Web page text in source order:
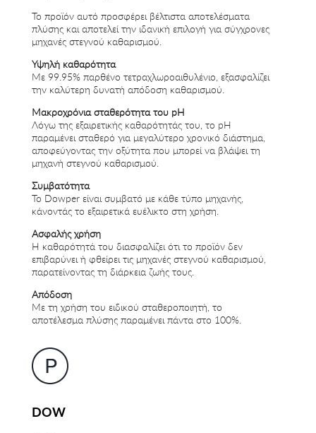
Το προϊόν αυτό προσφέρει βέλτιστα αποτελέσματα
πλύσης και αποτελεί την ιδανική επιλογή για σύγχρονες
μηχανές στεγνού καθαρισμού.
Υψηλή καθαρότητα
Με 99.95% παρθένο τετραχλωροαιθυλένιο, εξασφαλίζει
την καλύτερη δυνατή απόδοση καθαρισμού.
Μακροχρόνια σταθερότητα του pH
Λόγω της εξαιρετικής καθαρότητάς του, το pH
παραμένει σταθερό για μεγαλύτερο χρονικό διάστημα,
αποφεύγοντας την οξύτητα που μπορεί να βλάψει τη
μηχανή στεγνού καθαρισμού.
Συμβατότητα
Το Dowper είναι συμβατό με κάθε τύπο μηχανής,
κάνοντάς το εξαιρετικά ευέλικτο στη χρήση.
Ασφαλής χρήση
Η καθαρότητά του διασφαλίζει ότι το προϊόν δεν
επιβαρύνει ή φθείρει τις μηχανές στεγνού καθαρισμού,
παρατείνοντας τη διάρκεια ζωής τους.
Απόδοση
Με τη χρήση του ειδικού σταθεροποιητή, το
αποτέλεσμα πλύσης παραμένει πάντα στο 100%.
DOW